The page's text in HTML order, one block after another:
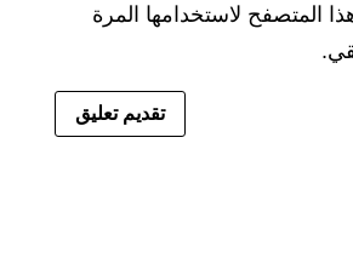
المتصفح لاستخدامها المرة